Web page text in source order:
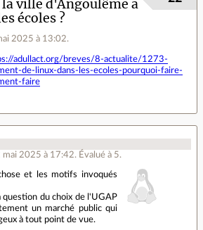
ville d'Angoulême a
écoles ?
2025 à 13:02.
adullact.org/breves/8-actualite/1273-
de-linux-dans-les-ecoles-pourquoi-faire-
faire
mai 2025 à 17:42. Évalué à 5.
et les motifs invoqués
question du choix de l'UGAP
un marché public qui
à tout point de vue.